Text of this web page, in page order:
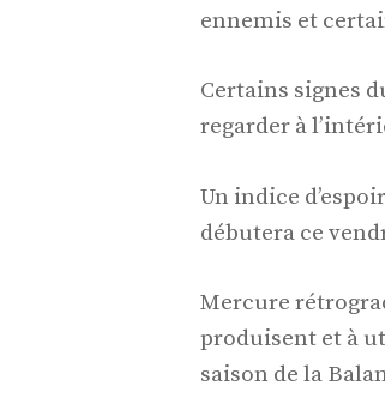
ennemis et
Certains signes
regarder à
Un indice
débutera ce
Mercure
produisent et à
saison de la